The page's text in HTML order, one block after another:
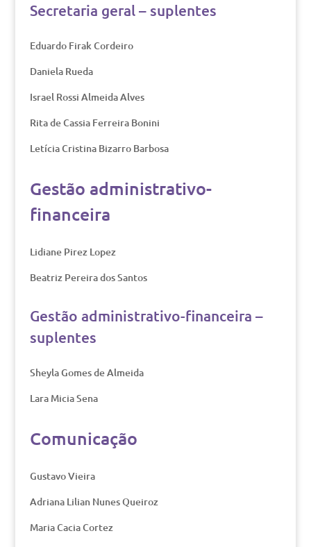
Secretaria geral – suplentes
Eduardo Firak Cordeiro
Daniela Rueda
Israel Rossi Almeida Alves
Rita de Cassia Ferreira Bonini
Letícia Cristina Bizarro Barbosa
Gestão administrativo-
financeira
Lidiane Pirez Lopez
Beatriz Pereira dos Santos
Gestão administrativo-financeira –
suplentes
Sheyla Gomes de Almeida
Lara Micia Sena
Comunicação
Gustavo Vieira
Adriana Lilian Nunes Queiroz
Maria Cacia Cortez